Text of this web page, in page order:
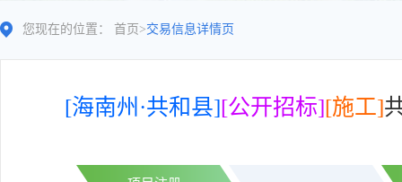
您现在的位置： 首页 >交易信息详情页
[海南州·共和县][公开招标][施工]